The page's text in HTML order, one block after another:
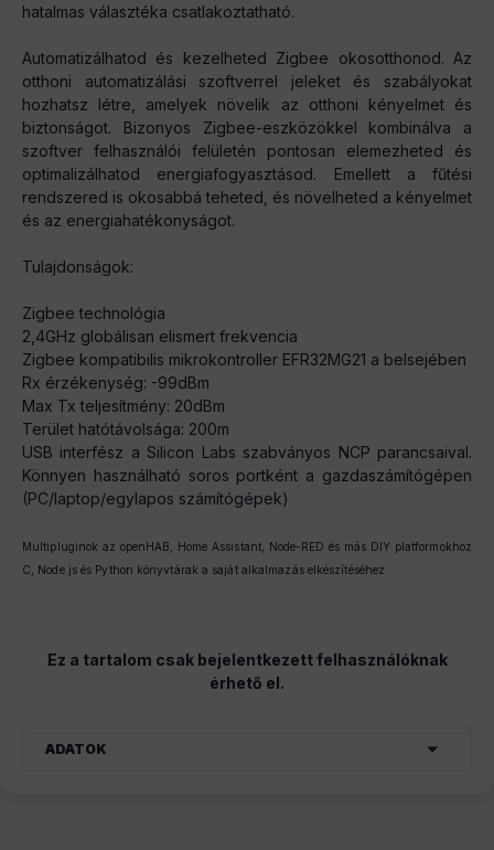
hatalmas választéka csatlakoztatható.
Automatizálhatod és kezelheted Zigbee okosotthonod. Az
otthoni automatizálási szoftverrel jeleket és szabályokat
hozhatsz létre, amelyek növelik az otthoni kényelmet és
biztonságot. Bizonyos Zigbee-eszközökkel kombinálva a
szoftver felhasználói felületén pontosan elemezheted és
optimalizálhatod energiafogyasztásod. Emellett a fűtési
rendszered is okosabbá teheted, és növelheted a kényelmet
és az energiahatékonyságot.
Tulajdonságok:
Zigbee technológia
2,4GHz globálisan elismert frekvencia
Zigbee kompatibilis mikrokontroller EFR32MG21 a belsejében
Rx érzékenység: -99dBm
Max Tx teljesítmény: 20dBm
Terület hatótávolsága: 200m
USB interfész a Silicon Labs szabványos NCP parancsaival.
Könnyen használható soros portként a gazdaszámítógépen
(PC/laptop/egylapos számítógépek)
Multipluginok az openHAB, Home Assistant, Node-RED és más DIY platformokhoz
C, Node.js és Python könyvtárak a saját alkalmazás elkészítéséhez
Ez a tartalom csak bejelentkezett felhasználóknak
érhető el.
ADATOK